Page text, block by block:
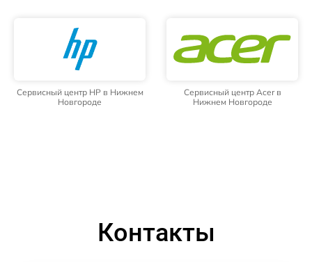
Сервисный центр HP в Нижнем
Новгороде
Сервисный центр Acer в
Нижнем Новгороде
Контакты